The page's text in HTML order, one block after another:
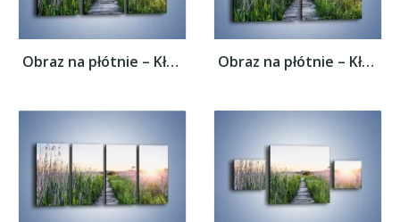
Obraz na płótnie – Kładka wśród mokradeł –... Obraz na płótnie – Kładka wśród mokradeł –...